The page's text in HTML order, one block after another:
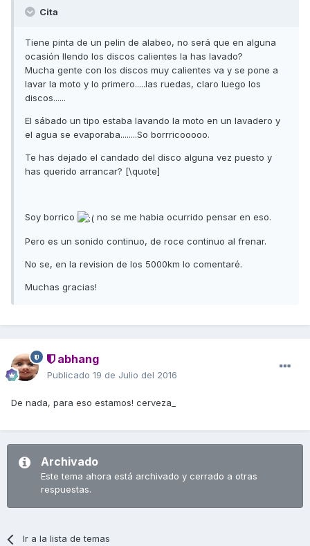
Cita
Tiene pinta de un pelin de alabeo, no será que en alguna
ocasión llendo los discos calientes la has lavado?
Mucha gente con los discos muy calientes va y se pone a
lavar la moto y lo primero.....las ruedas, claro luego los
discos......
El sábado un tipo estaba lavando la moto en un lavadero y
el agua se evaporaba........So borrricooooo.
Te has dejado el candado del disco alguna vez puesto y
has querido arrancar? [\quote]
Soy borrico no se me habia ocurrido pensar en eso.
Pero es un sonido continuo, de roce continuo al frenar.
No se, en la revision de los 5000km lo comentaré.
Muchas gracias!
abhang
Publicado 19 de Julio del 2016
De nada, para eso estamos! cerveza_
Archivado
Este tema ahora está archivado y cerrado a otras
respuestas.
Ir a la lista de temas